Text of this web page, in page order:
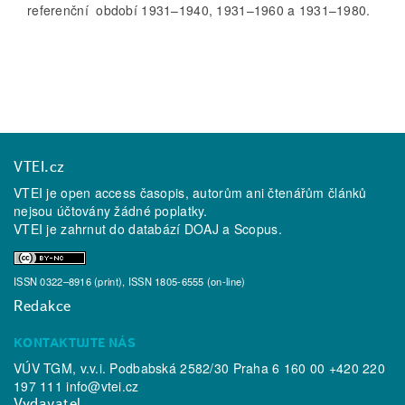
referenční období 1931–1940, 1931–1960 a 1931–1980.
VTEI.cz
VTEI je open access časopis, autorům ani čtenářům článků
nejsou účtovány žádné poplatky.
VTEI je zahrnut do databází DOAJ a Scopus.
ISSN 0322–8916 (print), ISSN 1805-6555 (on-line)
Redakce
KONTAKTUJTE NÁS
VÚV TGM, v.v.i. Podbabská 2582/30 Praha 6 160 00 +420 220
197 111info@vtei.cz